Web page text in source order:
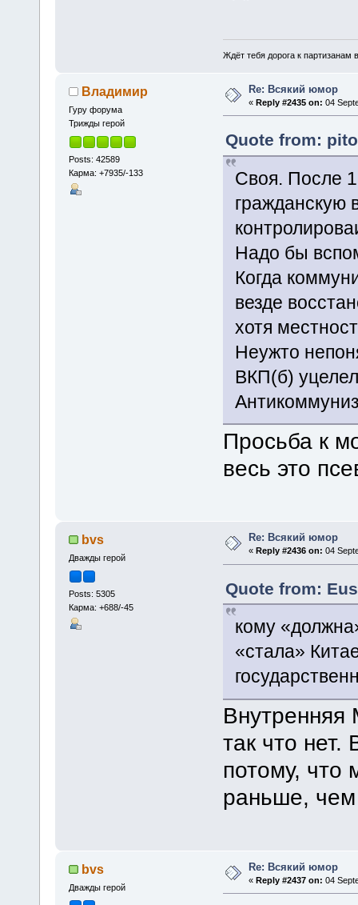
Ждёт тебя дорога к партизанам
Владимир
Гуру форума
Трижды герой
Posts: 42589
Карма: +7935/-133
Re: Всякий юмор
«Reply #2435 on: 04
Quote from:
Своя. После
гражданскую
Надо бы
Когда
везде
хотя
Неужто
ВКП(б)
Просьба к
весь это
bvs
Дважды герой
Posts: 5305
Карма: +688/-45
Re: Всякий юмор
«Reply #2436 on: 04
Quote from:
кому
«стала»
Внутренняя
так что нет.
потому, что
раньше,
bvs
Дважды герой
Re: Всякий юмор
«Reply #2437 on: 04